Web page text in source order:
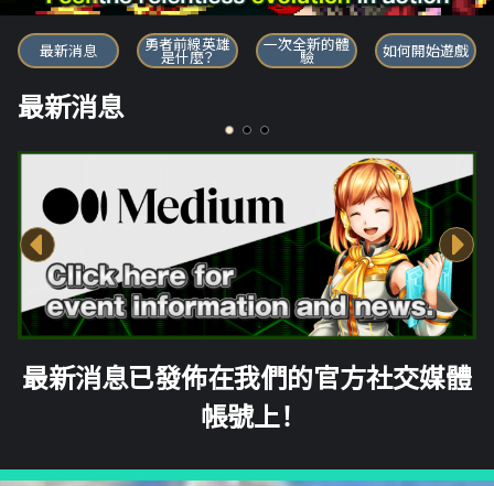
勇者前線英雄
最新消息 勇者前線英雄
是什麼？
一次全新的體
驗 如何開始遊戲
最新消息
最新消息已發佈在我們的官方社交媒體
帳號上！